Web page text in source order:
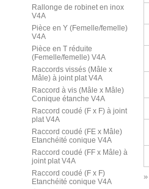
Rallonge de robinet en inox
V4A
Pièce en Y (Femelle/femelle)
V4A
Pièce en T réduite
(Femelle/femelle) V4A
Raccords vissés (Mâle x
Mâle) à joint plat V4A
Raccord à vis (Mâle x Mâle)
Conique étanche V4A
Raccord coudé (F x F) à joint
plat V4A
Raccord coudé (FE x Mâle)
Etanchéité conique V4A
Raccord coudé (FF x Mâle) à
joint plat V4A
Raccord coudé (F x F)
Etanchéité conique V4A
»